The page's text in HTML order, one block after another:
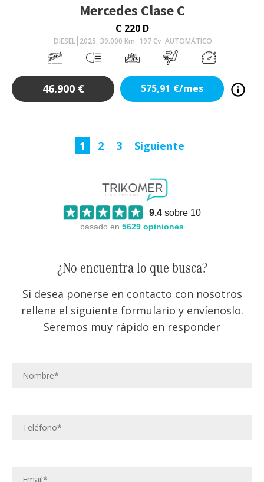
Mercedes Clase C
C 220 D
DIESEL 2025 39.000 Km 197 Cv AUTOMÁTICO
46.900 € 575,91 €/mes
1 2 3 Siguiente
9.4sobre 10
basado en 5629 opiniones
¿No encuentra lo que busca?
Si desea ponerse en contacto con nosotros
rellene el siguiente formulario y envíenoslo.
Seremos muy rápido en responder